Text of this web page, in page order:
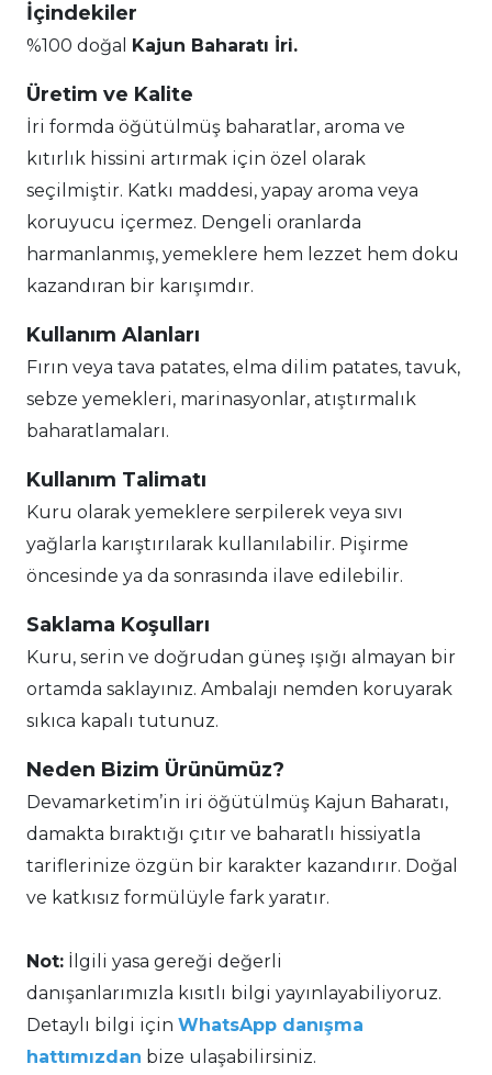
İçindekiler
%100 doğal Kajun Baharatı İri.
Üretim ve Kalite
İri formda öğütülmüş baharatlar, aroma ve
kıtırlık hissini artırmak için özel olarak
seçilmiştir. Katkı maddesi, yapay aroma veya
koruyucu içermez. Dengeli oranlarda
harmanlanmış, yemeklere hem lezzet hem doku
kazandıran bir karışımdır.
Kullanım Alanları
Fırın veya tava patates, elma dilim patates, tavuk,
sebze yemekleri, marinasyonlar, atıştırmalık
baharatlamaları.
Kullanım Talimatı
Kuru olarak yemeklere serpilerek veya sıvı
yağlarla karıştırılarak kullanılabilir. Pişirme
öncesinde ya da sonrasında ilave edilebilir.
Saklama Koşulları
Kuru, serin ve doğrudan güneş ışığı almayan bir
ortamda saklayınız. Ambalajı nemden koruyarak
sıkıca kapalı tutunuz.
Neden Bizim Ürünümüz?
Devamarketim’in iri öğütülmüş Kajun Baharatı,
damakta bıraktığı çıtır ve baharatlı hissiyatla
tariflerinize özgün bir karakter kazandırır. Doğal
ve katkısız formülüyle fark yaratır.
Not: İlgili yasa gereği değerli
danışanlarımızla kısıtlı bilgi yayınlayabiliyoruz.
Detaylı bilgi için WhatsApp danışma
hattımızdan bize ulaşabilirsiniz.